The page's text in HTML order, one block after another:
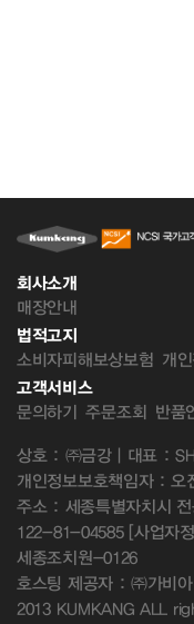
회사소개
매장안내
법적고지
소비자피해보상보험 개
고객서비스
문의하기 주문조회 반품
상호 : ㈜금강 | 대표 :
개인정보보호책임자 : 오
주소 : 세종특별자치시
122-81-04585 [사업자
세종조치원-0126
호스팅 제공자 : ㈜가비아
2013 KUMKANG ALL